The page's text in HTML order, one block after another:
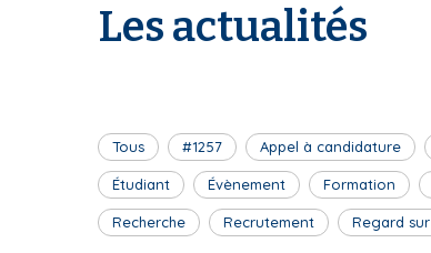
Les actualités
Tous #1257 Appel à candidature
Étudiant Évènement Formation
Recherche Recrutement Regard sur